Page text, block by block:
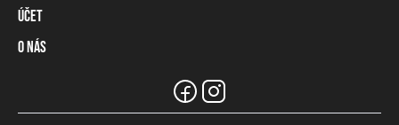
Spôsoby platby
Tabuľka rozmerov
Naše predajne a distribútori
Vernostný program
Darčeková karta
Účet
Prihlásenie / registrácia
O nás
Informácie pre predajcov